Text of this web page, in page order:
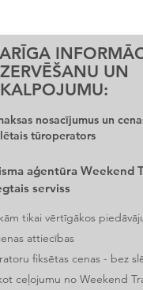
UN
nosacījumus un
tūroperators
aģentūra Weekend
serviss
tikai vērtīgākos
attiecības
fiksētas cenas - bez
ceļojumu no Weekend